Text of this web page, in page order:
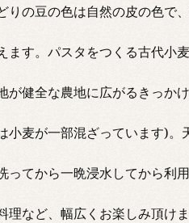
りの豆の色は自然の皮の色で
ます。パスタをつくる古代小
が健全な農地に広がるきっかけ
小麦が一部混ざっています)
ってから一晩浸水してから利
理など、幅広くお楽しみ頂け